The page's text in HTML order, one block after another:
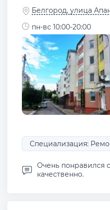
Белгород, улица
пн-вс 10:00-20:00
Специализация:
Очень понравился
качественно.